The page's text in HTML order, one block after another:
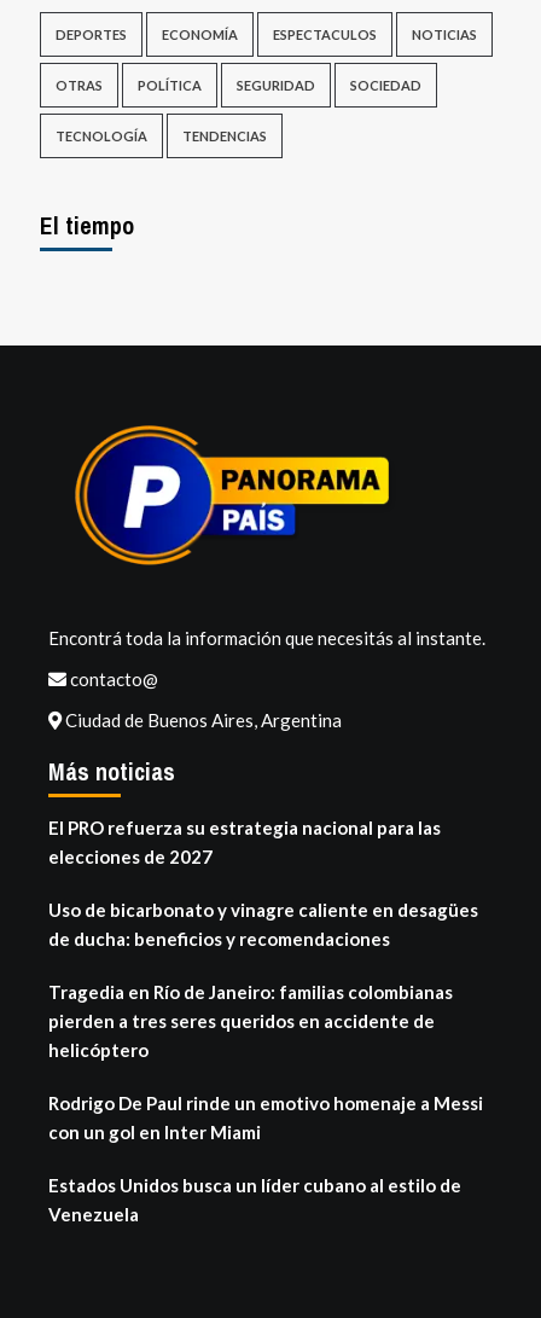
DEPORTES ECONOMÍA ESPECTACULOS NOTICIAS
OTRAS POLÍTICA SEGURIDAD SOCIEDAD
TECNOLOGÍA TENDENCIAS
El tiempo
Encontrá toda la información que necesitás al instante.
contacto@
Ciudad de Buenos Aires, Argentina
Más noticias
El PRO refuerza su estrategia nacional para las
elecciones de 2027
Uso de bicarbonato y vinagre caliente en desagües
de ducha: beneficios y recomendaciones
Tragedia en Río de Janeiro: familias colombianas
pierden a tres seres queridos en accidente de
helicóptero
Rodrigo De Paul rinde un emotivo homenaje a Messi
con un gol en Inter Miami
Estados Unidos busca un líder cubano al estilo de
Venezuela